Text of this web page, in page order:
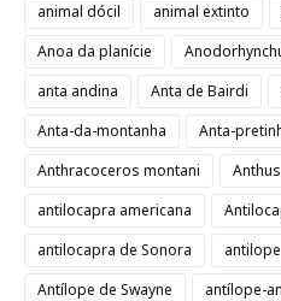
animal dócil
animal extinto
Anoa da planície
anta andina
Anta de Bairdi
Anta-da-montanha
Anta-
Anthracoceros montani
antilocapra americana
antilocapra de Sonora
antilope
Antílope de Swayne
antílope-